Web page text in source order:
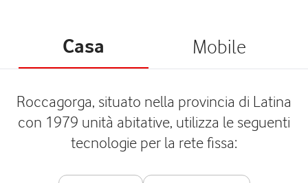
Casa Mobile
Roccagorga, situato nella provincia di Latina
con 1979 unità abitative, utilizza le seguenti
tecnologie per la rete fissa: